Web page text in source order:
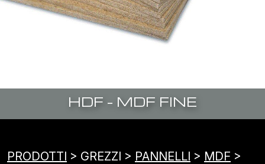
HDF – MDF FINE
PRODOTTI > GREZZI > PANNELLI > MDF >